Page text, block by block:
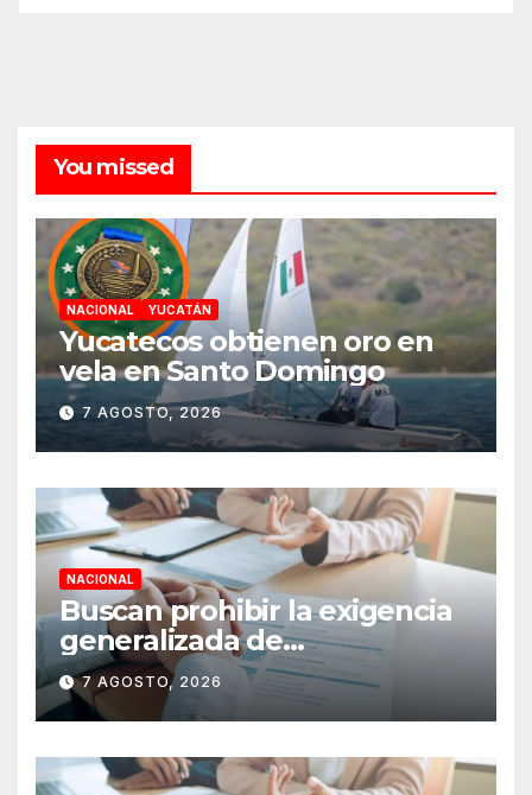
You missed
NACIONAL YUCATÁN
Yucatecos obtienen oro en
vela en Santo Domingo
7 AGOSTO, 2026
NACIONAL
Buscan prohibir la exigencia
generalizada de
antecedentes penales para
obtener empleo en México
7 AGOSTO, 2026